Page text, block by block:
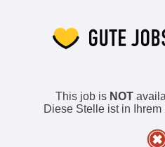
This job is NOT
Diese Stelle ist in Ihrem